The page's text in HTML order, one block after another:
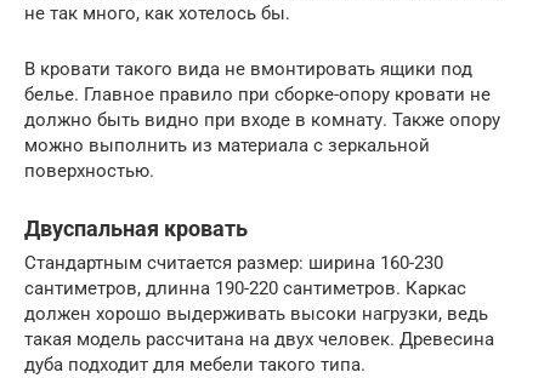
не так много, как хотелось бы.
В кровати такого вида не вмонтировать ящики под
белье. Главное правило при сборке-опору кровати не
должно быть видно при входе в комнату. Также опору
можно выполнить из материала с зеркальной
поверхностью.
Двуспальная кровать
Стандартным считается размер: ширина 160-230
сантиметров, длинна 190-220 сантиметров. Каркас
должен хорошо выдерживать высоки нагрузки, ведь
такая модель рассчитана на двух человек. Древесина
дуба подходит для мебели такого типа.